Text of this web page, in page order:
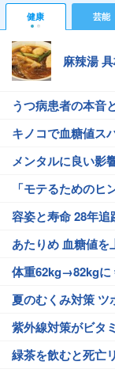
健康 芸能
麻辣湯
うつ病患者の本音
キノコで血糖値ス
メンタルに良い影
「モテるためのヒ
容姿と寿命 28年追
あたりめ 血糖値を
体重62kg→82kgに
夏のむくみ対策 ツ
紫外線対策がビタ
緑茶を飲むと死亡